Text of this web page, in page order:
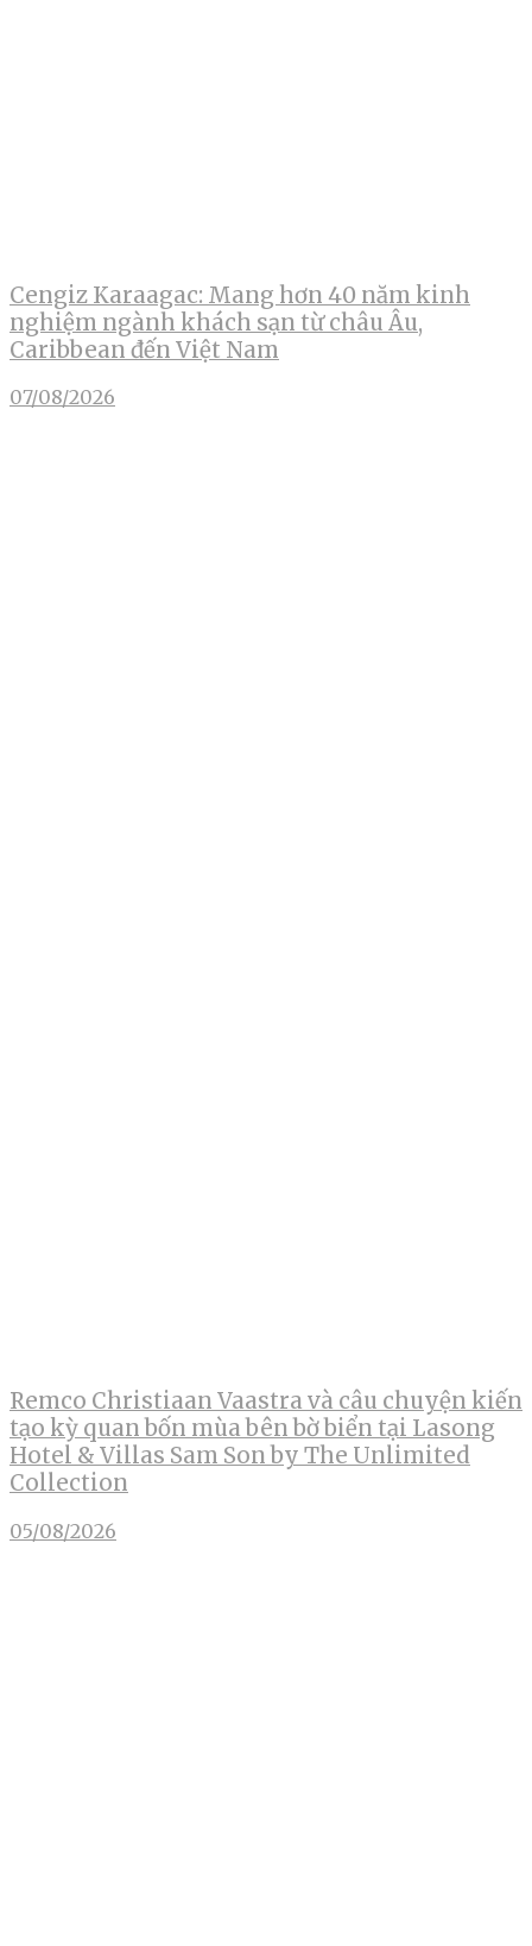
Cengiz Karaagac: Mang hơn 40 năm kinh
nghiệm ngành khách sạn từ châu Âu,
Caribbean đến Việt Nam
07/08/2026
Remco Christiaan Vaastra và câu chuyện kiến
tạo kỳ quan bốn mùa bên bờ biển tại Lasong
Hotel & Villas Sam Son by The Unlimited
Collection
05/08/2026